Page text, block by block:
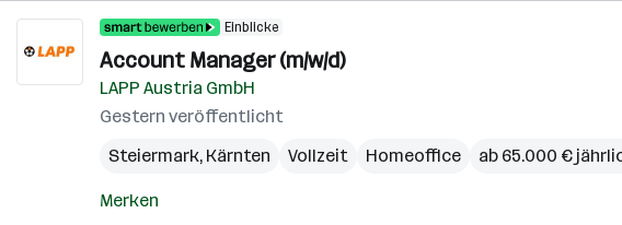
Einblicke
Account Manager (m/w/d)
LAPP Austria GmbH
Gestern veröffentlicht
Steiermark, Kärnten Vollzeit Homeoffice ab 65.000 €
Merken